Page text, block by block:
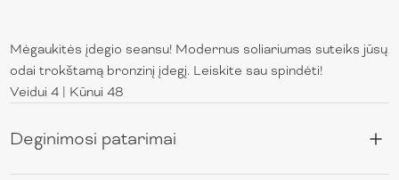
Mėgaukitės įdegio seansu! Modernus soliariumas suteiks jūsų
odai trokštamą bronzinį įdegį. Leiskite sau spindėti!
Veidui 4 | Kūnui 48
Deginimosi patarimai